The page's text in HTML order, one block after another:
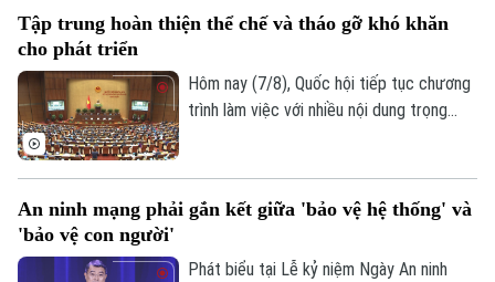
Golf
Điện ảnh
Thời trang
triển đô thị.
Tập trung hoàn thiện thể chế và tháo gỡ khó khăn
cho phát triển
Hôm nay (7/8), Quốc hội tiếp tục chương
trình làm việc với nhiều nội dung trọng
được kỳ vọng tháo gỡ điểm nghẽn về thể
đẩy các đô thị phát triển nhanh, bền
An ninh mạng phải gắn kết giữa 'bảo vệ hệ thống' và
'bảo vệ con người'
Phát biểu tại Lễ kỷ niệm Ngày An ninh